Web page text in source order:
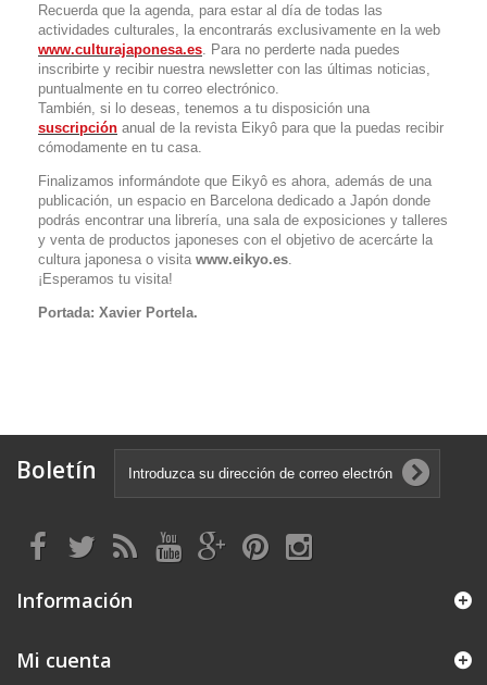
Recuerda que la agenda, para estar al día de todas las
actividades culturales, la encontrarás exclusivamente en la web
www.culturajaponesa.es. Para no perderte nada puedes
inscribirte y recibir nuestra newsletter con las últimas noticias,
puntualmente en tu correo electrónico.
También, si lo deseas, tenemos a tu disposición una
suscripción anual de la revista Eikyô para que la puedas recibir
cómodamente en tu casa.
Finalizamos informándote que Eikyô es ahora, además de una
publicación, un espacio en Barcelona dedicado a Japón donde
podrás encontrar una librería, una sala de exposiciones y talleres
y venta de productos japoneses con el objetivo de acercárte la
cultura japonesa o visita www.eikyo.es.
¡Esperamos tu visita!
Portada: Xavier Portela.
Boletín
Información
Mi cuenta